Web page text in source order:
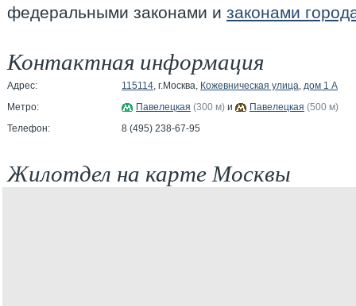
федеральными законами и законами
Контактная информация
Адрес: 115114, г.Москва, Кожевническая улица, дом 1 А
Метро:
Павелецкая (300 м) и Павелецкая (500 м)
Телефон:
8 (495) 238-67-95
Жилотдел на карте Москвы